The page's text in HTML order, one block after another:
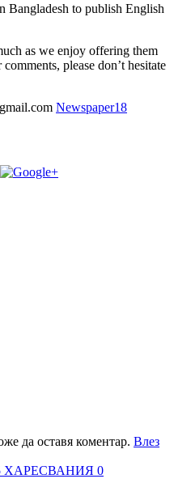
Bangladesh to publish English
as we enjoy offering them
please don’t hesitate
Newspaper18
да оставя коментар. Влез
ХАРЕСВАНИЯ 0